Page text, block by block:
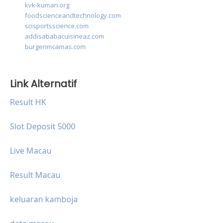
kvk-kumari.org
foodscienceandtechnology.com
scisportsscience.com
addisababacuisineaz.com
burgerimcamas.com
Link Alternatif
Result HK
Slot Deposit 5000
Live Macau
Result Macau
keluaran kamboja